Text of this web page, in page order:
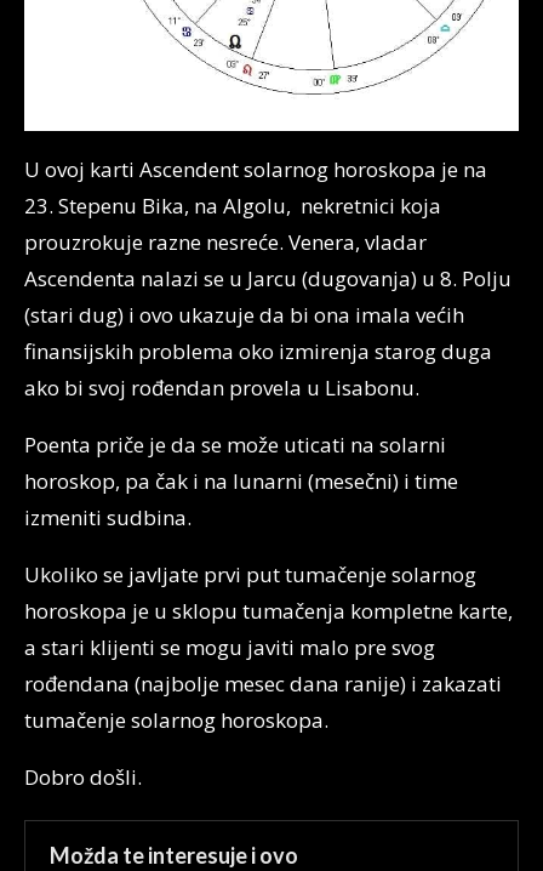
U ovoj karti Ascendent solarnog horoskopa je na
23. Stepenu Bika, na Algolu, nekretnici koja
prouzrokuje razne nesreće. Venera, vladar
Ascendenta nalazi se u Jarcu (dugovanja) u 8. Polju
(stari dug) i ovo ukazuje da bi ona imala većih
finansijskih problema oko izmirenja starog duga
ako bi svoj rođendan provela u Lisabonu.
Poenta priče je da se može uticati na solarni
horoskop, pa čak i na lunarni (mesečni) i time
izmeniti sudbina.
Ukoliko se javljate prvi put tumačenje solarnog
horoskopa je u sklopu tumačenja kompletne karte,
a stari klijenti se mogu javiti malo pre svog
rođendana (najbolje mesec dana ranije) i zakazati
tumačenje solarnog horoskopa.
Dobro došli.
Možda te interesuje i ovo